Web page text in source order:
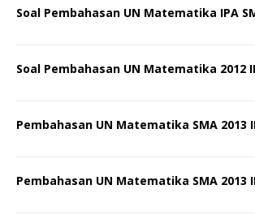
Soal Pembahasan UN Matematika IPA
Soal Pembahasan UN Matematika 2012
Pembahasan UN Matematika SMA 2013
Pembahasan UN Matematika SMA 2013